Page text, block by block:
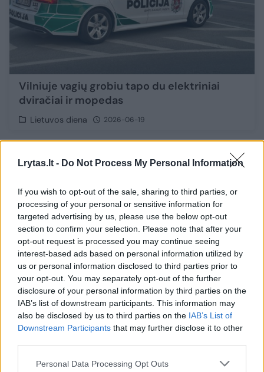
Lrytas.lt - Do Not Process My Personal Information
If you wish to opt-out of the sale, sharing to third parties, or
processing of your personal or sensitive information for
targeted advertising by us, please use the below opt-out
section to confirm your selection. Please note that after your
opt-out request is processed you may continue seeing
interest-based ads based on personal information utilized by
us or personal information disclosed to third parties prior to
your opt-out. You may separately opt-out of the further
disclosure of your personal information by third parties on the
IAB’s list of downstream participants. This information may
also be disclosed by us to third parties on the IAB’s List of
Downstream Participants that may further disclose it to other
Personal Data Processing Opt Outs
Vilniuje vagių grobiu tapo du elektriniai
dviračiai ir mopedas
Lietuvos diena 2026-06-19
8
Pabandykite atpažinti, jei pavyks: Kauno
policija prašo pagalbos, bet ieškomų
žmonių veidus uždengė
Lietuvos diena 2026-06-17